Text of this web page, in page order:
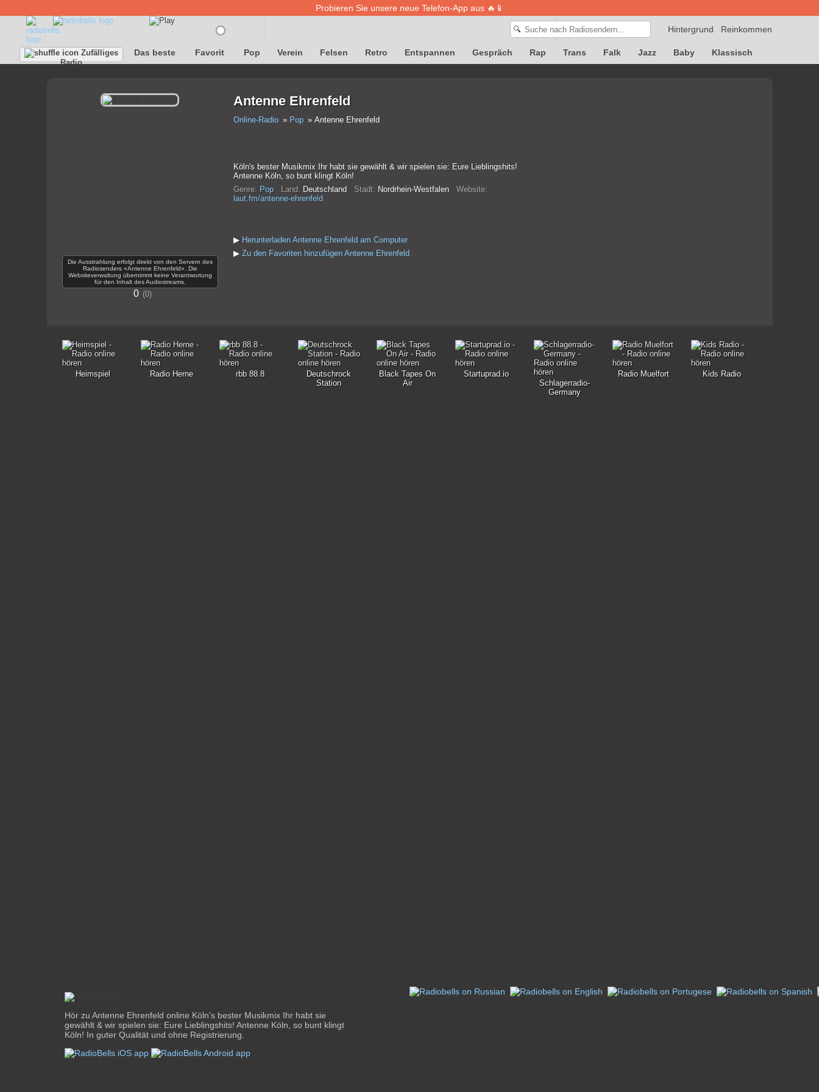
Probieren Sie unsere neue Telefon-App aus 🔥📱
Reinkommen
Hintergrund
🔍
Zufälliges
Radio
Das beste Favorit Pop Verein Felsen Retro Entspannen Gespräch Rap Trans Falk Jazz Baby Klassisch
Die Ausstrahlung erfolgt direkt von den Servern des
Radiosenders «Antenne Ehrenfeld». Die
Websiteverwaltung übernimmt keine Verantwortung
für den Inhalt des Audiostreams.
0 0
Antenne Ehrenfeld
Online-Radio Pop Antenne Ehrenfeld
Köln's bester Musikmix Ihr habt sie gewählt & wir spielen sie: Eure Lieblingshits!
Antenne Köln, so bunt klingt Köln!
Genre: Pop Land: Deutschland Stadt: Nordrhein-Westfalen Website:
laut.fm/antenne-ehrenfeld
▶ Herunterladen Antenne Ehrenfeld am Computer
▶ Zu den Favoriten hinzufügen Antenne Ehrenfeld
Heimspiel Radio Herne rbb 88.8
Deutschrock
Station
Black Tapes On
Air
Startuprad.io
Schlagerradio-
Germany
Radio Muelfort Kids Radio
Hör zu Antenne Ehrenfeld online Köln's bester Musikmix Ihr habt sie
gewählt & wir spielen sie: Eure Lieblingshits! Antenne Köln, so bunt klingt
Köln! In guter Qualität und ohne Registrierung.